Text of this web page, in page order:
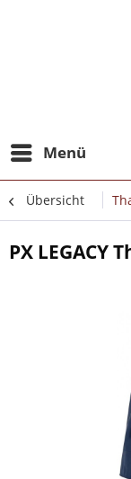
Menü
Übersicht
PX LEGACY